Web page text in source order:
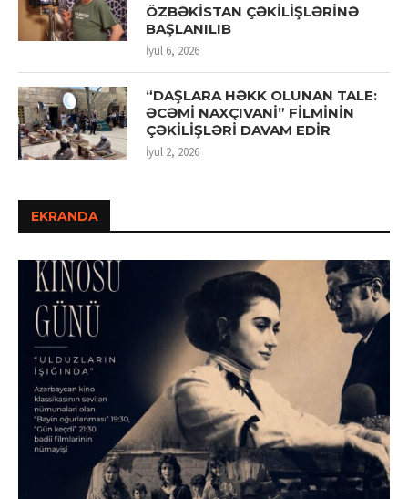
ÖZBƏKİSTAN ÇƏKİLİŞLƏRİNƏ
BAŞLANILIB
İyul 6, 2026
“DAŞLARA HƏKK OLUNAN TALE:
ƏCƏMİ NAXÇIVANİ” FİLMİNİN
ÇƏKİLİŞLƏRİ DAVAM EDİR
İyul 2, 2026
EKRANDA